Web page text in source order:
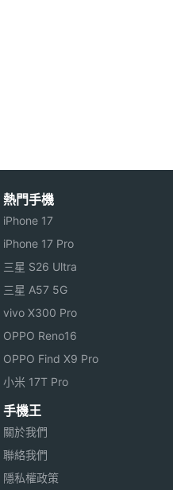
充
授權不得轉載使用※
熱門手機
iPhone 17
iPhone 17 Pro
三星 S26 Ultra
三星 A57 5G
vivo X300 Pro
OPPO Reno16
OPPO Find X9 Pro
小米 17T Pro
手機王
關於我們
聯絡我們
隱私權政策